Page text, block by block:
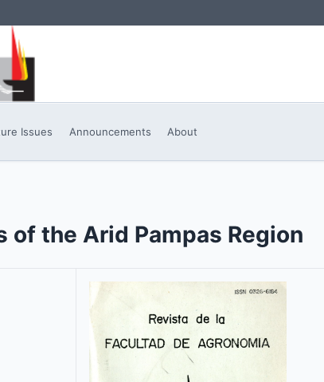
Issues Announcements About
of the Arid Pampas Region